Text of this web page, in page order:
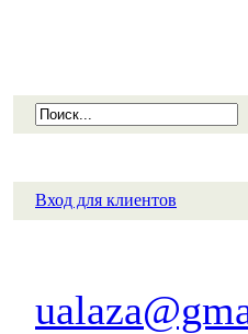
Вход для клиентов